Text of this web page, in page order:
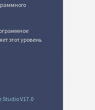
этот уровень
V17.0